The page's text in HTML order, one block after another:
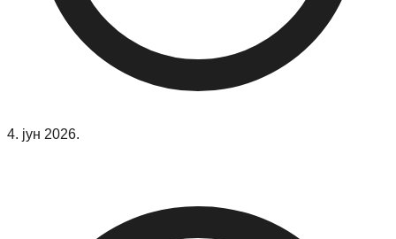
4. јун 2026.